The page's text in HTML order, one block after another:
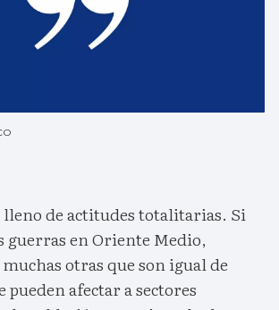
lleno de actitudes totalitarias. Si
guerras en Oriente Medio,
otras que son igual de
pueden afectar a sectores